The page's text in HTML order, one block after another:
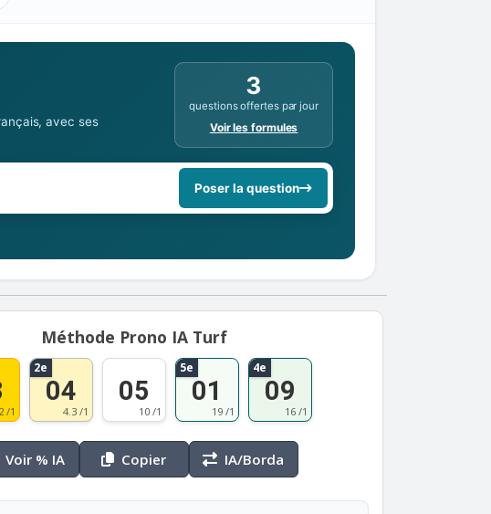
avec ses
3
questions offertes par jour
Voir les formules
Poser la question
Méthode Prono IA Turf
/1
2e
04
4.3 /1
05
10 /1
5e
01
19 /1
4e
09
16 /1
Voir % IA Copier IA/Borda